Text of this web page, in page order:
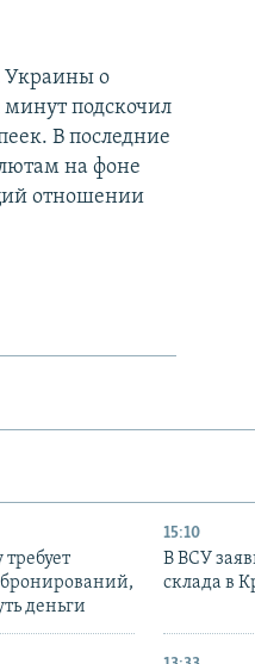
Украины о
подскочил
В последние
на фоне
отношении
деньги
15:10
В ВСУ
склада в